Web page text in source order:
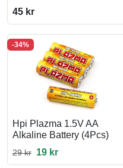
45 kr
-34%
Hpi Plazma 1.5V AA
Alkaline Battery (4Pcs)
29 kr 19 kr